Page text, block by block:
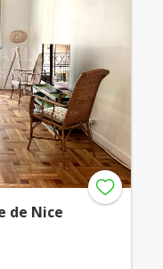
de Nice